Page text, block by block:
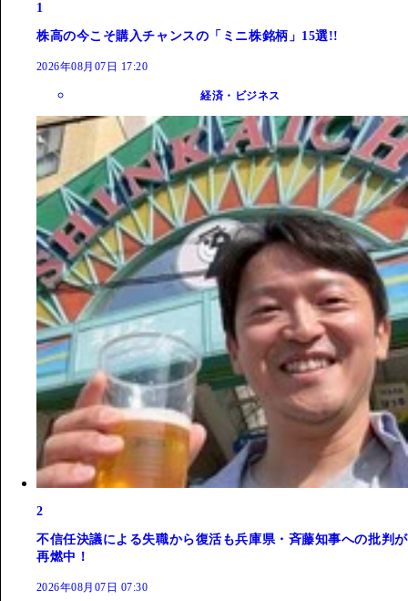
1
株高の今こそ購入チャンスの「ミニ株銘柄」15選!!
2026年08月07日 17:20
経済・ビジネス
2
不信任決議による失職から復活も兵庫県・斉藤知事への批判が
再燃中！
2026年08月07日 07:30